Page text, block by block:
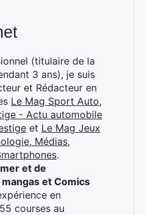
(titulaire de la
3 ans), je suis
et Rédacteur en
Le Mag Sport Auto,
- Actu automobile
et Le Mag Jeux
Médias,
.
et de
et Comics
en
courses au